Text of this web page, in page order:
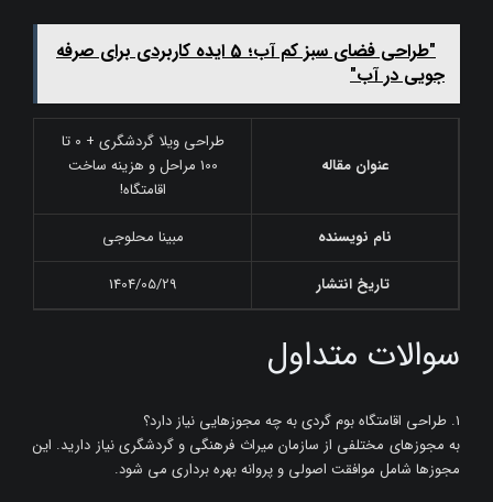
"طراحی فضای سبز کم آب؛ 5 ایده کاربردی برای صرفه
‌جویی در آب"
عنوان مقاله
طراحی ویلا گردشگری + 0 تا
100 مراحل و هزینه ساخت
اقامتگاه!
نام نویسنده مبینا محلوجی
تاریخ انتشار 1404/05/29
سوالات متداول
۱. طراحی اقامتگاه بوم گردی به چه مجوزهایی نیاز دارد؟
به مجوزهای مختلفی از سازمان میراث فرهنگی و گردشگری نیاز دارید. این
مجوزها شامل موافقت اصولی و پروانه بهره برداری می شود.